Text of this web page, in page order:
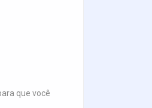
que você